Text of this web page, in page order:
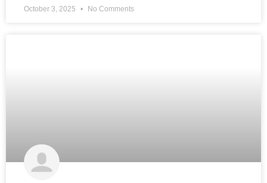
October 3, 2025 No Comments